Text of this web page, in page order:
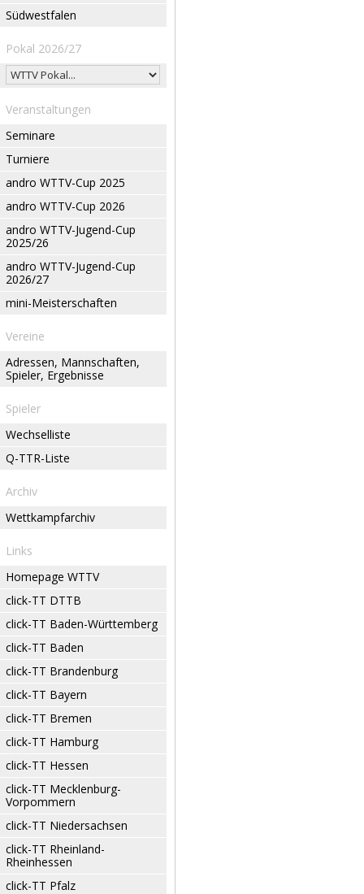
Südwestfalen
Pokal 2026/27
Veranstaltungen
Seminare
Turniere
andro WTTV-Cup 2025
andro WTTV-Cup 2026
andro WTTV-Jugend-Cup
2025/26
andro WTTV-Jugend-Cup
2026/27
mini-Meisterschaften
Vereine
Adressen, Mannschaften,
Spieler, Ergebnisse
Spieler
Wechselliste
Q-TTR-Liste
Archiv
Wettkampfarchiv
Links
Homepage WTTV
click-TT DTTB
click-TT Baden-Württemberg
click-TT Baden
click-TT Brandenburg
click-TT Bayern
click-TT Bremen
click-TT Hamburg
click-TT Hessen
click-TT Mecklenburg-
Vorpommern
click-TT Niedersachsen
click-TT Rheinland-
Rheinhessen
click-TT Pfalz